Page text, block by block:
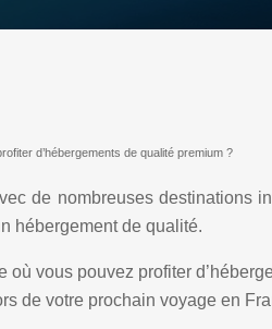
d’hébergements de qualité premium ?
de nombreuses destinations
hébergement de qualité.
où vous pouvez profiter
de votre prochain voyage en